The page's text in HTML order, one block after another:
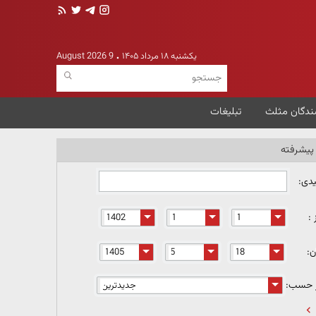
یکشنبه ۱۸ مرداد ۱۴۰۵ 9 August 2026
مثلث تبلیغات
:
حسب: